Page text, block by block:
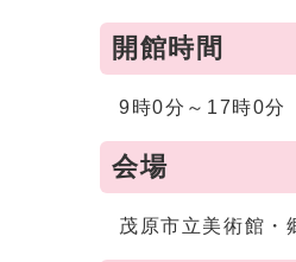
開館時間
9時0分～17時0分
会場
茂原市立美術館